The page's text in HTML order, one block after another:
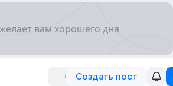
Создать пост